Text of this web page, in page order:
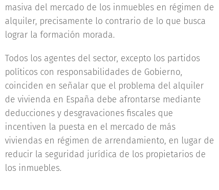
masiva del mercado de los inmuebles en régimen de
alquiler, precisamente lo contrario de lo que busca
lograr la formación morada.
Todos los agentes del sector, excepto los partidos
políticos con responsabilidades de Gobierno,
coinciden en señalar que el problema del alquiler
de vivienda en España debe afrontarse mediante
deducciones y desgravaciones fiscales que
incentiven la puesta en el mercado de más
viviendas en régimen de arrendamiento, en lugar de
reducir la seguridad jurídica de los propietarios de
los inmuebles.